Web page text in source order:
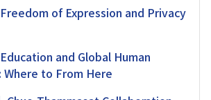
Freedom of Expression and Privacy
Education and Global Human
to From Here